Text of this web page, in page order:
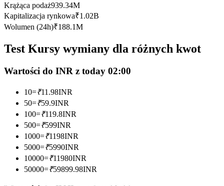
Kopiowanie Transakcji
Zostań traderem kopiującym
Ciesz się podziałem zysków i prowizjami z kopiowania
transakcji
Krążąca podaż939.34M
Kapitalizacja rynkowa₹1.02B
Wolumen (24h)₹188.1M
Test Kursy wymiany dla różnych kwot
Wartości do INR z today 02:00
10=₹11.98INR
50=₹59.9INR
100=₹119.8INR
500=₹599INR
1000=₹1198INR
5000=₹5990INR
10000=₹11980INR
50000=₹59899.98INR